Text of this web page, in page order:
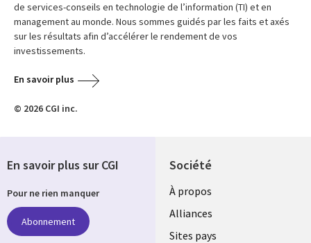
de services-conseils en technologie de l’information (TI) et en
management au monde. Nous sommes guidés par les faits et axés
sur les résultats afin d’accélérer le rendement de vos
investissements.
En savoir plus
© 2026 CGI inc.
Société
À propos
Alliances
Sites pays
En savoir plus sur CGI
Pour ne rien manquer
Abonnement